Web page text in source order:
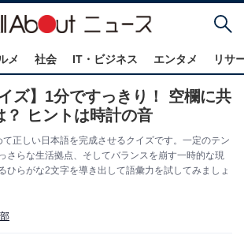
メ 社会 IT・ビジネス エンタメ リサ
ズ】1分ですっきり！ 空欄に共
？ ヒントは時計の音
正しい日本語を完成させるクイズです。一定のテン
さらな生活拠点、そしてバランスを崩す一時的な現
ひらがな2文字を導き出して語彙力を試してみましょ